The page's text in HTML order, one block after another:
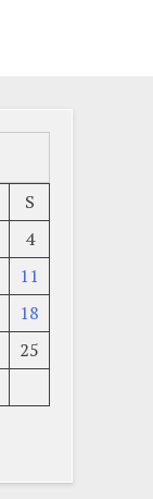
S
4
11
18
25